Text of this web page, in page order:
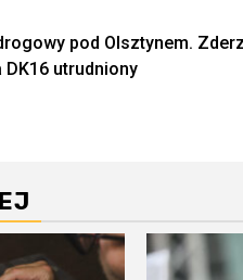
pod Olsztynem.
utrudniony